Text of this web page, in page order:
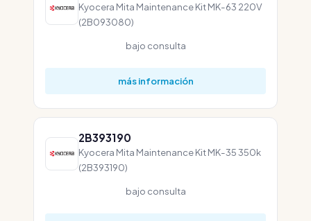
Kyocera Mita Maintenance Kit MK-63 220V
(2B093080)
bajo consulta
más información
2B393190
Kyocera Mita Maintenance Kit MK-35 350k
(2B393190)
bajo consulta